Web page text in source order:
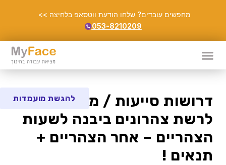
מחפשים עובדים? שלחו הודעת ווטסאפ בלחיצה >>
053-8210209
דרושות סייעות / מובילות
לרשת צהרונים ביבנה לשעות
הצהריים – אחר הצהריים +
תנאים !
להגשת מועמדות